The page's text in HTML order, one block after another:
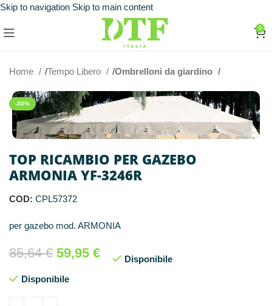
Skip to navigation Skip to main content
0
Home Tempo Libero Ombrelloni da giardino
-30%
TOP RICAMBIO PER GAZEBO
ARMONIA YF-3246R
COD: CPL57372
per gazebo mod. ARMONIA
85,64€ 59,95 €
Disponibile
Disponibile